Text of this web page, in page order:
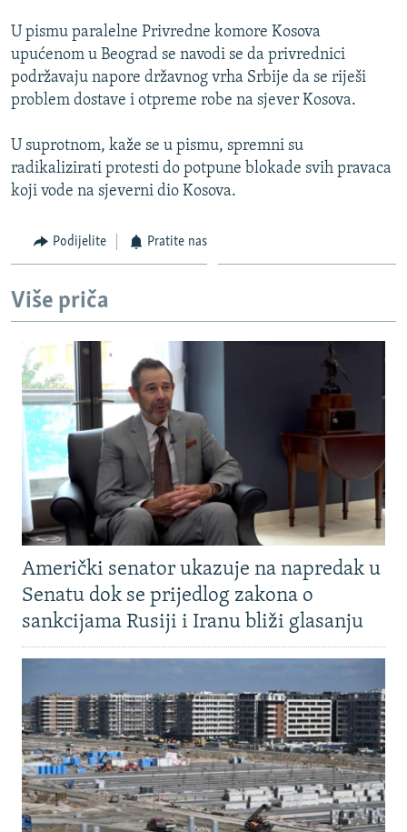
ISPRIČAJ MI
DNEVNO@RSE
SPECIJALI RSE
VIŠE OD NASLOVA
GENOCID U SREBRENICI
TV LIBERTY
MOJA EVROPA
SVE KARTE DEJTONA
NASTANAK I RASPAD JUGOSLAVIJE
PRATITE NAS
Sve RFE/RL stranice
U pismu paralelne Privredne komore Kosova
upućenom u Beograd se navodi se da privrednici
podržavaju napore državnog vrha Srbije da se riješi
problem dostave i otpreme robe na sjever Kosova.
U suprotnom, kaže se u pismu, spremni su
radikalizirati protesti do potpune blokade svih pravaca
koji vode na sjeverni dio Kosova.
Podijelite Pratite nas
Više priča
Američki senator ukazuje na napredak u
Senatu dok se prijedlog zakona o
sankcijama Rusiji i Iranu bliži glasanju